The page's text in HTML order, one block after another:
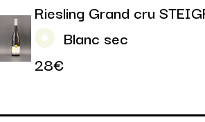
Riesling Grand cru
Blanc sec
28€